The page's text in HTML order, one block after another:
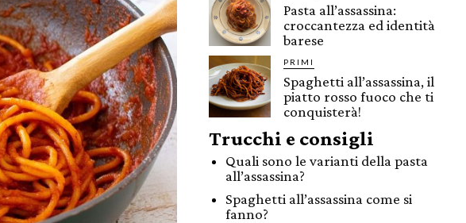
Pasta all’assassina:
croccantezza ed identità
barese
PRIMI
Spaghetti all’assassina, il
piatto rosso fuoco che ti
conquisterà!
Trucchi e consigli
Quali sono le varianti della pasta
all’assassina?
Spaghetti all’assassina come si
fanno?